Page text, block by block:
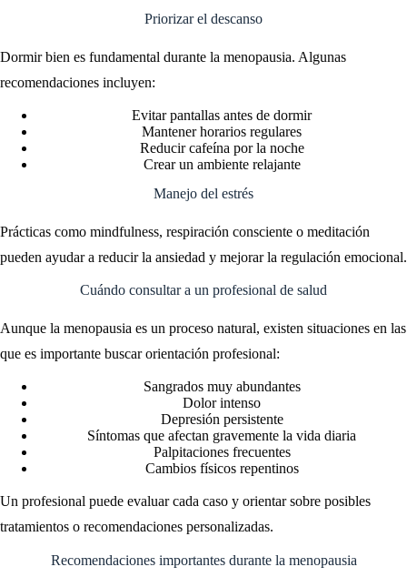
Priorizar el descanso
Dormir bien es fundamental durante la menopausia. Algunas
recomendaciones incluyen:
Evitar pantallas antes de dormir
Mantener horarios regulares
Reducir cafeína por la noche
Crear un ambiente relajante
Manejo del estrés
Prácticas como mindfulness, respiración consciente o meditación
pueden ayudar a reducir la ansiedad y mejorar la regulación emocional.
Cuándo consultar a un profesional de salud
Aunque la menopausia es un proceso natural, existen situaciones en las
que es importante buscar orientación profesional:
Sangrados muy abundantes
Dolor intenso
Depresión persistente
Síntomas que afectan gravemente la vida diaria
Palpitaciones frecuentes
Cambios físicos repentinos
Un profesional puede evaluar cada caso y orientar sobre posibles
tratamientos o recomendaciones personalizadas.
Recomendaciones importantes durante la menopausia